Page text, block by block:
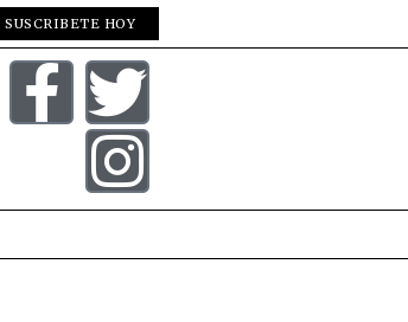
SUSCRIBETE HOY